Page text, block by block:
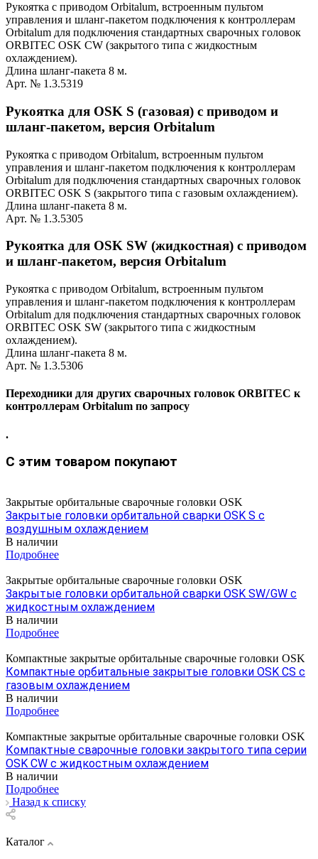
Рукоятка с приводом Orbitalum, встроенным пультом
управления и шланг-пакетом подключения к контроллерам
Orbitalum для подключения стандартных сварочных головок
ORBITEC OSK CW (закрытого типа с жидкостным
охлаждением).
Длина шланг-пакета 8 м.
Арт. № 1.3.5319
Рукоятка для OSK S (газовая) с приводом и
шланг-пакетом, версия Orbitalum
Рукоятка с приводом Orbitalum, встроенным пультом
управления и шланг-пакетом подключения к контроллерам
Orbitalum для подключения стандартных сварочных головок
ORBITEC OSK S (закрытого типа с газовым охлаждением).
Длина шланг-пакета 8 м.
Арт. № 1.3.5305
Рукоятка для OSK SW (жидкостная) с приводом
и шланг-пакетом, версия Orbitalum
Рукоятка с приводом Orbitalum, встроенным пультом
управления и шланг-пакетом подключения к контроллерам
Orbitalum для подключения стандартных сварочных головок
ORBITEC OSK SW (закрытого типа с жидкостным
охлаждением).
Длина шланг-пакета 8 м.
Арт. № 1.3.5306
Переходники для других сварочных головок ORBITEC к
контроллерам Orbitalum по запросу
.
С этим товаром покупают
Закрытые орбитальные сварочные головки OSK
Закрытые головки орбитальной сварки OSK S с
воздушным охлаждением
В наличии
Подробнее
Закрытые орбитальные сварочные головки OSK
Закрытые головки орбитальной сварки OSK SW/GW с
жидкостным охлаждением
В наличии
Подробнее
Компактные закрытые орбитальные сварочные головки OSK
Компактные орбитальные закрытые головки OSK СS с
газовым охлаждением
В наличии
Подробнее
Компактные закрытые орбитальные сварочные головки OSK
Компактные сварочные головки закрытого типа серии
OSK СW с жидкостным охлаждением
В наличии
Подробнее
Назад к списку
Каталог